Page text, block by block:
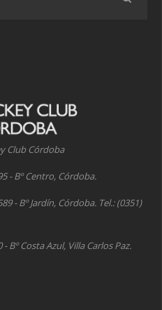
Club Córdoba
- Bº Centro, Córdoba.
- Bº Jardín, Córdoba. Tel.: (0351)
- Bº Costa Azul, Villa Carlos Paz.